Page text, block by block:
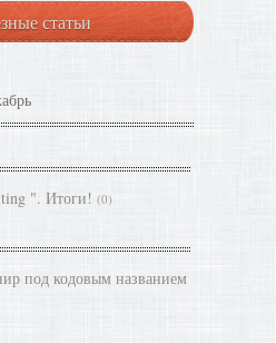
статьи
". Итоги! (0)
под кодовым названием